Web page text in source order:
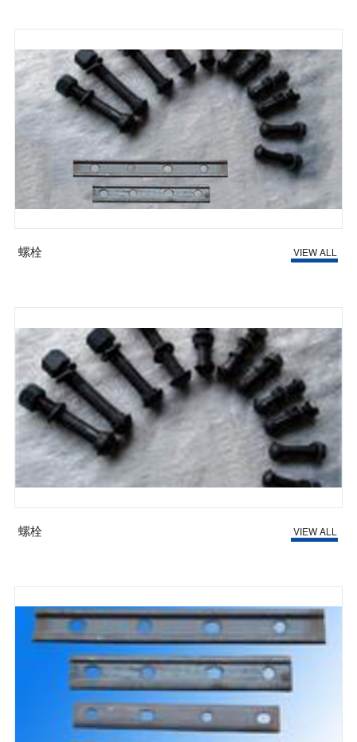
螺栓 VIEW ALL
螺栓 VIEW ALL